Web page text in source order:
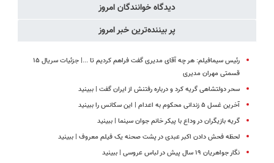
دیدگاه خوانندگان امروز
پر بیننده‌ترین خبر امروز
رئیس سیمافیلم: هر چه آقای مدیری گفت فراهم کردیم تا ...| جزئیات سریال ۱۵
قسمتی مهران مدیری
سحر دولتشاهی گریه کرد و درباره رفتنش از ایران گفت | ببینید
آخرین غسل ۵ زندانی محکوم به اعدام | این سکانس را ببینید
گریه بازیگران در وداع با پیکر خانم جوان سینما | ببینید
لحظه‌ فحش دادن اکبر عبدی در پشت صحنه یک فیلم معروف | ببینید
نگار جواهریان ۱۹ سال پیش در لباس عروسی | ببینید